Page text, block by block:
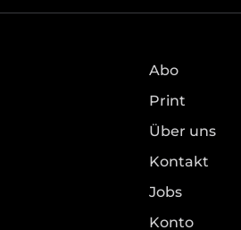
Abo
Print
Über uns
Kontakt
Jobs
Konto